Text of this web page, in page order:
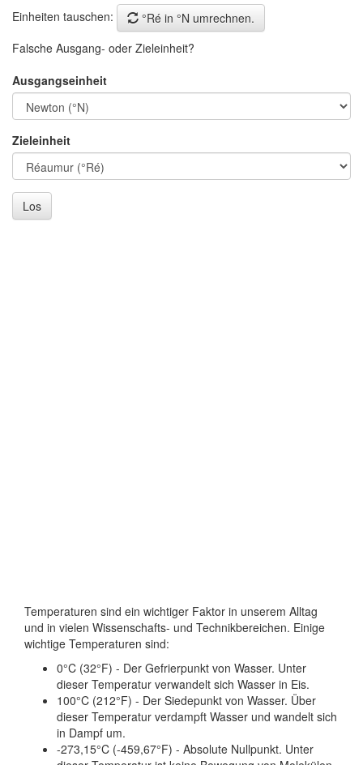
Einheiten tauschen:
°Ré in °N umrechnen.
Falsche Ausgang- oder Zieleinheit?
Ausgangseinheit
Zieleinheit
Los
Temperaturen sind ein wichtiger Faktor in unserem Alltag
und in vielen Wissenschafts- und Technikbereichen. Einige
wichtige Temperaturen sind:
0°C (32°F) - Der Gefrierpunkt von Wasser. Unter
dieser Temperatur verwandelt sich Wasser in Eis.
100°C (212°F) - Der Siedepunkt von Wasser. Über
dieser Temperatur verdampft Wasser und wandelt sich
in Dampf um.
-273,15°C (-459,67°F) - Absolute Nullpunkt. Unter